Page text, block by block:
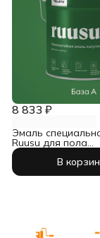
8 833 ₽
Эмаль
Ruusu для пола
износостойкая
В